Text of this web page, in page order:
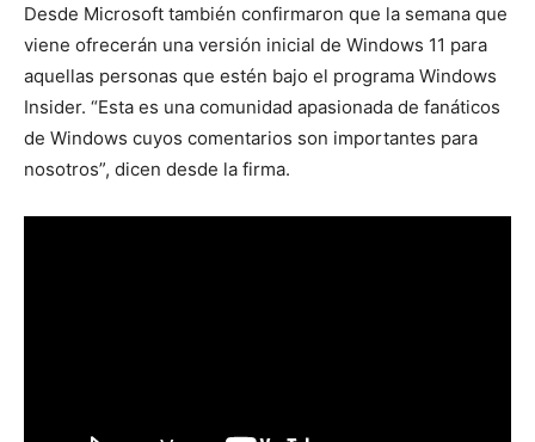
Desde Microsoft también confirmaron que la semana que
viene ofrecerán una versión inicial de Windows 11 para
aquellas personas que estén bajo el programa Windows
Insider. “Esta es una comunidad apasionada de fanáticos
de Windows cuyos comentarios son importantes para
nosotros”, dicen desde la firma.